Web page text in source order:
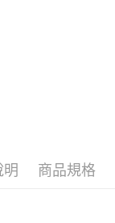
明 商品規格